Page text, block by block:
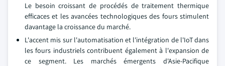
Le besoin croissant de procédés de traitement thermique
efficaces et les avancées technologiques des fours stimulent
davantage la croissance du marché.
L'accent mis sur l'automatisation et l'intégration de l'IoT dans
les fours industriels contribuent également à l'expansion de
ce segment. Les marchés émergents d'Asie-Pacifique